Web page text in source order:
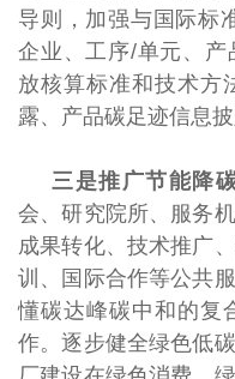
导则，加强与国际标
企业、工序/单元、
放核算标准和技术方
露、产品碳足迹信息披
三是推广节能降
会、研究院所、服务
成果转化、技术推广
训、国际合作等公共
懂碳达峰碳中和的复
作。逐步健全绿色低